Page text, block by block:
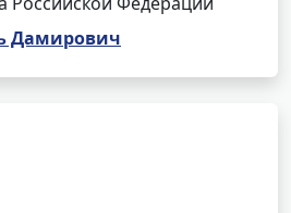
Дамирович